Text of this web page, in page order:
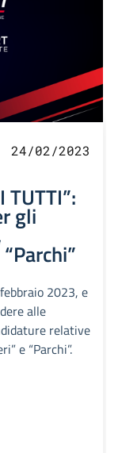
24/02/2023
TUTTI”:
gli
2023, e
alle
relative
e “Parchi”.